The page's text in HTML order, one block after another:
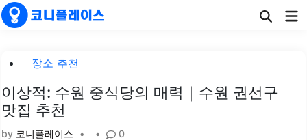
Skip
to
Posted장소 추천
이상적: 수원 중식당의 매력｜수원 권선구
맛집 추천
by 코니플레이스 • • 0